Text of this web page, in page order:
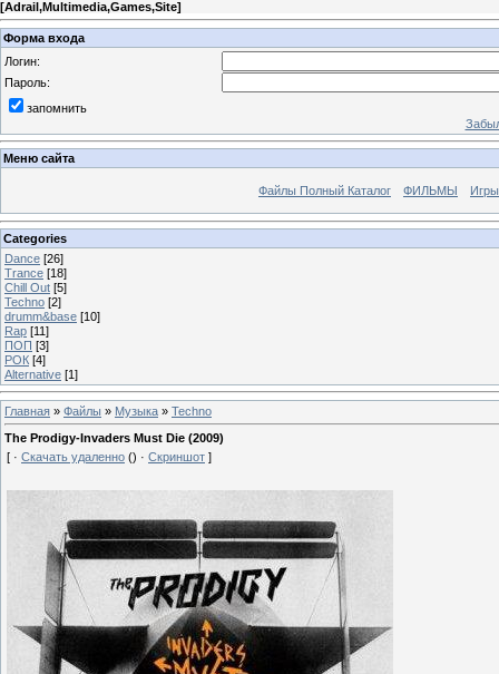
[Adrail,Multimedia,Games,Site]
Форма входа
Логин:
Пароль:
запомнить
Меню сайта
Файлы Полный Каталог ФИЛЬМЫ
Categories
Dance [26]
Trance [18]
Chill Out [5]
Techno [2]
drumm&base [10]
Rap [11]
ПОП [3]
РОК [4]
Alternative [1]
Главная » Файлы » Музыка » Techno
The Prodigy-Invaders Must Die (2009)
[ · Скачать удаленно () · Скриншот ]